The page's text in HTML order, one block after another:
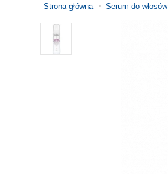
Strona główna Serum do włosów